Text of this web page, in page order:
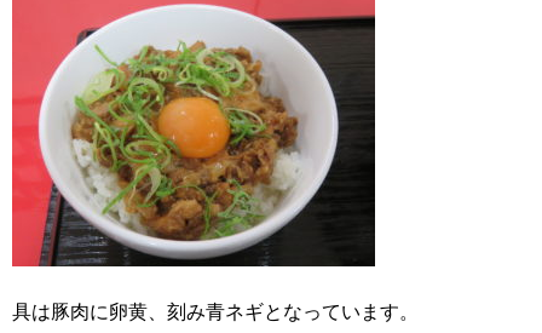
具は豚肉に卵黄、刻み青ネギとなっています。